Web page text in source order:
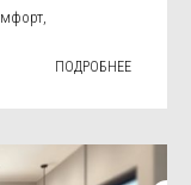
ПОДРОБНЕЕ